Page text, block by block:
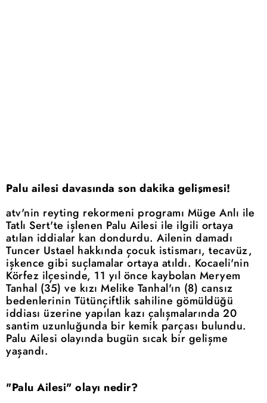
Palu ailesi davasında son dakika gelişmesi!
atv'nin reyting rekormeni programı Müge Anlı ile
Tatlı Sert'te işlenen Palu Ailesi ile ilgili ortaya
atılan iddialar kan dondurdu. Ailenin damadı
Tuncer Ustael hakkında çocuk istismarı, tecavüz,
işkence gibi suçlamalar ortaya atıldı. Kocaeli'nin
Körfez ilçesinde, 11 yıl önce kaybolan Meryem
Tanhal (35) ve kızı Melike Tanhal'ın (8) cansız
bedenlerinin Tütünçiftlik sahiline gömüldüğü
iddiası üzerine yapılan kazı çalışmalarında 20
santim uzunluğunda bir kemik parçası bulundu.
Palu Ailesi olayında bugün sıcak bir gelişme
yaşandı.
"Palu Ailesi" olayı nedir?